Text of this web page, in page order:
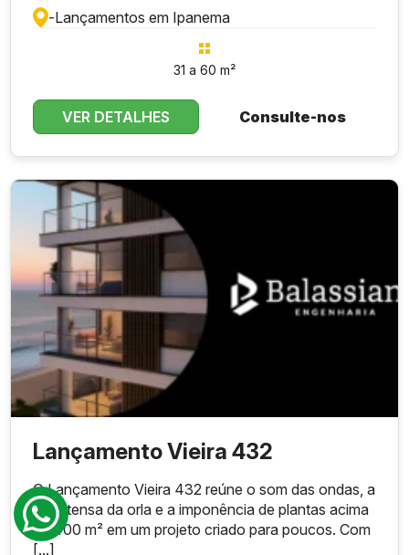
-Lançamentos em Ipanema
31 a 60 m²
VER DETALHES Consulte-nos
Lançamento Vieira 432
O Lançamento Vieira 432 reúne o som das ondas, a
luz intensa da orla e a imponência de plantas acima
de 400 m² em um projeto criado para poucos. Com
[...]